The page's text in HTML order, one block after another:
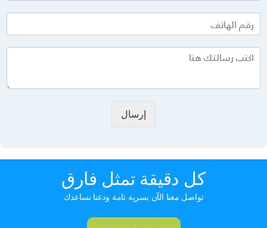
إرسال
كل دقيقة تمثل فارق
تواصل معنا الآن بسرية تامة ودعنا نساعدك